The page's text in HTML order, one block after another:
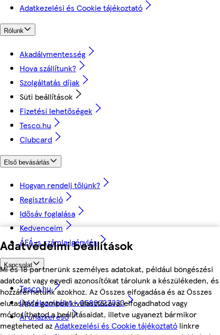
Adatvédelmi beállítások
Mi és 18 partnerünk személyes adatokat, például böngészési
adatokat vagy egyedi azonosítókat tárolunk a készülékeden, és
hozzáférhetünk azokhoz. Az Összes elfogadása és az Összes
elutasítása gombok kiválasztásával elfogadhatod vagy
módosíthatod a beállításaidat, illetve ugyanezt bármikor
megteheted azAdatkezelési és Cookie tájékoztató linkre
Adatkezelési és Cookie tájékoztató
Rólunk
Akadálymentesség
Hova szállítunk?
Szolgáltatás díjak
Süti beállítások
Fizetési lehetőségek
Tesco.hu
Clubcard
Első bevásárlás
Hogyan rendelj tőlünk?
Regisztráció
Idősáv foglalása
Kedvenceim
ÁFÁ-s számla igénylés
Kapcsolat
Tesco.hu
Ügyfélszolgálat - 0680222333
Áruházkereső